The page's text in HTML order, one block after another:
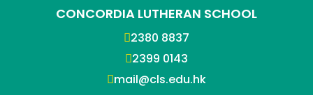
CONCORDIA LUTHERAN SCHOOL
2380 8837
2399 0143
mail@cls.edu.hk